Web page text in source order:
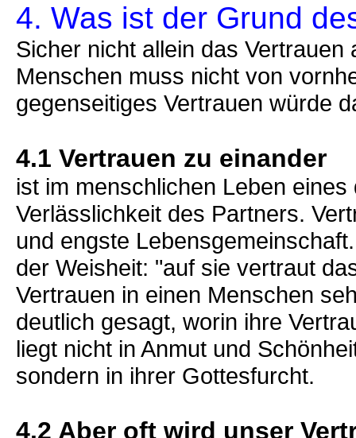
4. Was ist der Grund
Sicher nicht allein das
Menschen muss nicht von
gegenseitiges Vertrauen würde
4.1 Vertrauen zu einander
ist im menschlichen Leben
Verlässlichkeit des Partners.
und engste
der Weisheit: "auf sie vertraut
Vertrauen in einen Menschen
deutlich gesagt, worin ihre
liegt nicht in Anmut und
sondern in ihrer Gottesfurcht.
4.2 Aber oft wird unser